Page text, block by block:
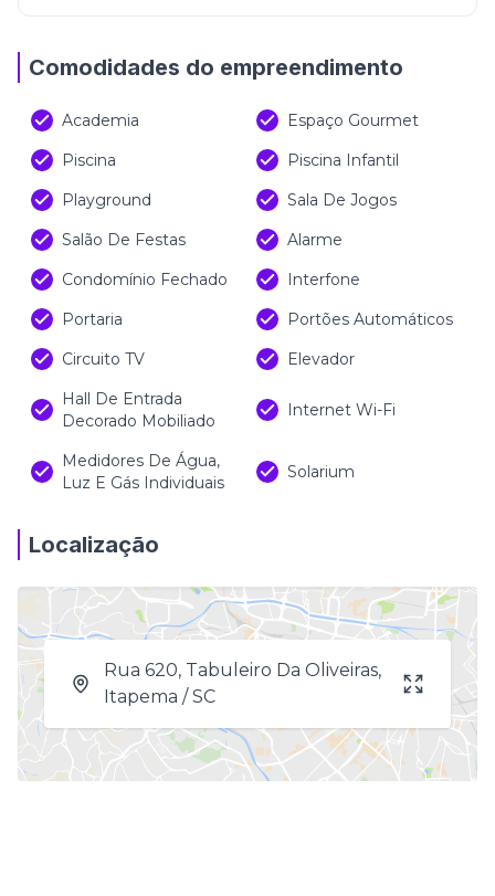
Comodidades do empreendimento
Academia
Espaço Gourmet
Piscina
Piscina Infantil
Playground
Sala De Jogos
Salão De Festas
Alarme
Condomínio Fechado
Interfone
Portaria
Portões Automáticos
Circuito TV
Elevador
Hall De Entrada
Decorado Mobiliado
Internet Wi-Fi
Medidores De Água,
Luz E Gás Individuais
Solarium
Localização
Rua 620, Tabuleiro Da Oliveiras,
Itapema / SC